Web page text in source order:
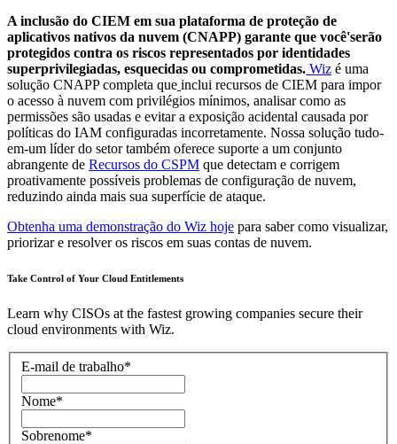
A inclusão do CIEM em sua plataforma de proteção de
aplicativos nativos da nuvem (CNAPP) garante que você'serão
protegidos contra os riscos representados por identidades
superprivilegiadas, esquecidas ou comprometidas. Wiz é uma
solução CNAPP completa que inclui recursos de CIEM para impor
o acesso à nuvem com privilégios mínimos, analisar como as
permissões são usadas e evitar a exposição acidental causada por
políticas do IAM configuradas incorretamente. Nossa solução tudo-
em-um líder do setor também oferece suporte a um conjunto
abrangente de Recursos do CSPM que detectam e corrigem
proativamente possíveis problemas de configuração de nuvem,
reduzindo ainda mais sua superfície de ataque.
Obtenha uma demonstração do Wiz hoje para saber como visualizar,
priorizar e resolver os riscos em suas contas de nuvem.
Take Control of Your Cloud Entitlements
Learn why CISOs at the fastest growing companies secure their
cloud environments with Wiz.
E-mail de trabalho*
Nome*
Sobrenome*